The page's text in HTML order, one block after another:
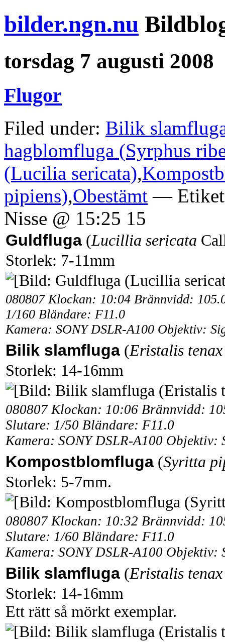
bilder.ngn.nu
torsdag 7 augusti 2008
Flugor
Filed under: Bilik
hagblomfluga (Syrphus
(Lucilia sericata),
pipiens),Obestämt —
Nisse @ 15:25 15
Guldfluga (Lucillia sericata
Storlek: 7-11mm
080807 Klockan: 10:04 Brännvidd:
1/160 Bländare: F11.0
Kamera: SONY DSLR-A100 Objektiv:
Bilik slamfluga (Eristalis tenax
Storlek: 14-16mm
080807 Klockan: 10:06 Brännvidd:
Slutare: 1/50 Bländare: F11.0
Kamera: SONY DSLR-A100
Kompostblomfluga (Syritta
Storlek: 5-7mm.
080807 Klockan: 10:32 Brännvidd:
Slutare: 1/60 Bländare: F11.0
Kamera: SONY DSLR-A100
Bilik slamfluga (Eristalis tenax
Storlek: 14-16mm
Ett rätt så mörkt exemplar.